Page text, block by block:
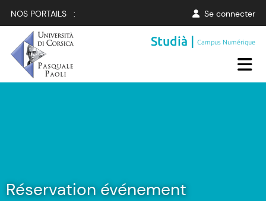
NOS PORTAILS : Se connecter
Studià |Campus Numérique
Réservation événement